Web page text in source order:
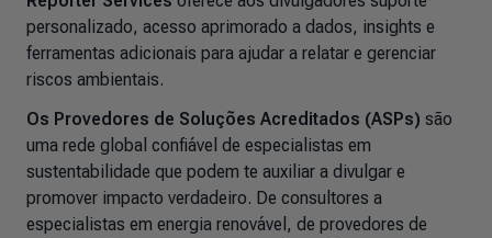
personalizado, acesso aprimorado a dados, insights e
ferramentas adicionais para ajudar a relatar e gerenciar
riscos ambientais.
Os Provedores de Soluções Acreditados (ASPs) são
uma rede global confiável de especialistas em
sustentabilidade que podem te auxiliar a divulgar e
promover impacto verdadeiro. De consultores a
especialistas em energia renovável, de provedores de